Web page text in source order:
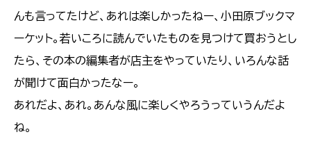
んも言ってたけど、あれは楽しかったねー、小田原ブックマ
ーケット。若いころに読んでいたものを見つけて買おうとし
たら、その本の編集者が店主をやっていたり、いろんな話
が聞けて面白かったなー。
あれだよ、あれ。あんな風に楽しくやろうっていうんだよ
ね。